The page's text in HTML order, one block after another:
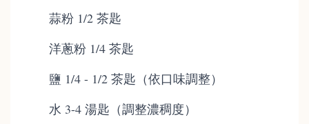
蒜粉 1/2 茶匙
洋蔥粉 1/4 茶匙
鹽 1/4 - 1/2 茶匙（依口味調整）
水 3-4 湯匙（調整濃稠度）